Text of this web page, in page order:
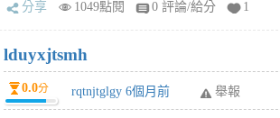
分享 1049點閱 0 評論/給分 1
lduyxjtsmh
0.0分 rqtnjtglgy 6個月前 舉報